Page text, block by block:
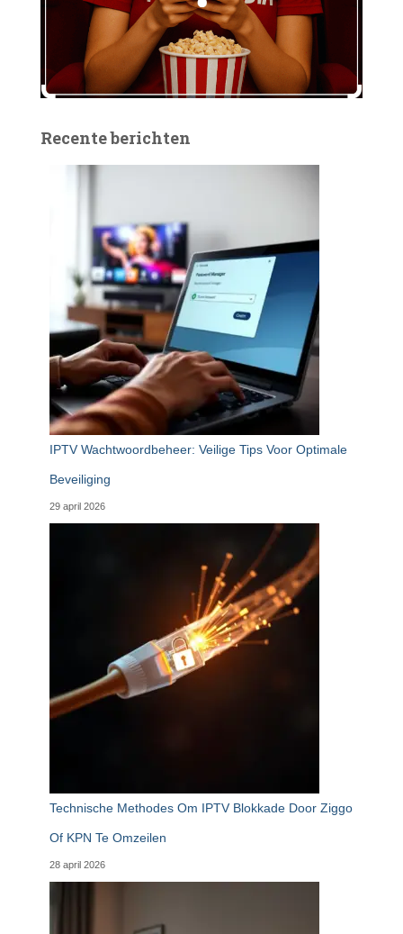
Recente berichten
IPTV Wachtwoordbeheer: Veilige Tips Voor Optimale
Beveiliging
29 april 2026
Technische Methodes Om IPTV Blokkade Door Ziggo
Of KPN Te Omzeilen
28 april 2026